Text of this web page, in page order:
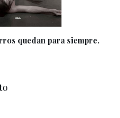
quedan para siempre.